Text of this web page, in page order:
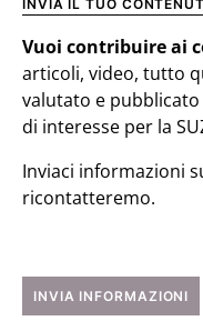
INVIA IL TUO
Vuoi contribuire ai
articoli, video, tutto
valutato e
di interesse per la
Inviaci informazioni
ricontatteremo.
INVIA INFORMAZIONI